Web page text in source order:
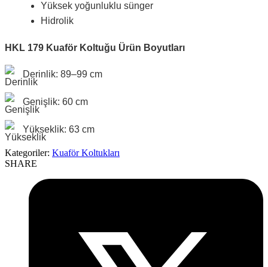
Yüksek yoğunluklu sünger
Hidrolik
HKL 179 Kuaför Koltuğu Ürün Boyutları
Derinlik: 89–99 cm
Genişlik: 60 cm
Yükseklik: 63 cm
Kategoriler: Kuaför Koltukları
SHARE